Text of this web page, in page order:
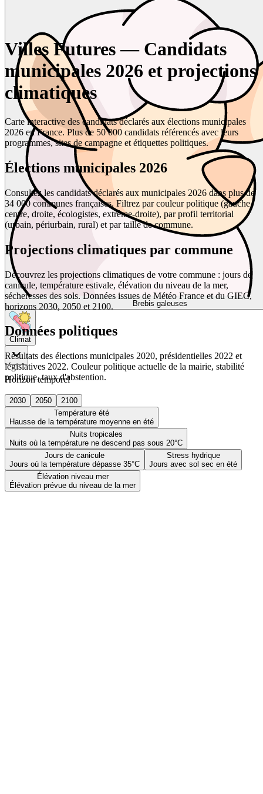
Brebis galeuses
Climat
Horizon temporel
2030 2050
2100
Température été
Hausse de la température moyenne en été
Nuits tropicales
Nuits où la température ne descend pas sous 20°C
Jours de canicule
Jours où la température dépasse 35°C
Stress hydrique
Jours avec sol sec en été
Élévation niveau mer
Élévation prévue du niveau de la mer
Villes Futures — Candidats
municipales 2026 et projections
climatiques
Carte interactive des candidats déclarés aux élections municipales
2026 en France. Plus de 50 000 candidats référencés avec leurs
programmes, sites de campagne et étiquettes politiques.
Élections municipales 2026
Consultez les candidats déclarés aux municipales 2026 dans plus de
34 000 communes françaises. Filtrez par couleur politique (gauche,
centre, droite, écologistes, extrême-droite), par profil territorial
(urbain, périurbain, rural) et par taille de commune.
Projections climatiques par commune
Découvrez les projections climatiques de votre commune : jours de
canicule, température estivale, élévation du niveau de la mer,
sécheresses des sols. Données issues de Météo France et du GIEC,
horizons 2030, 2050 et 2100.
Données politiques
Résultats des élections municipales 2020, présidentielles 2022 et
législatives 2022. Couleur politique actuelle de la mairie, stabilité
politique, taux d'abstention.